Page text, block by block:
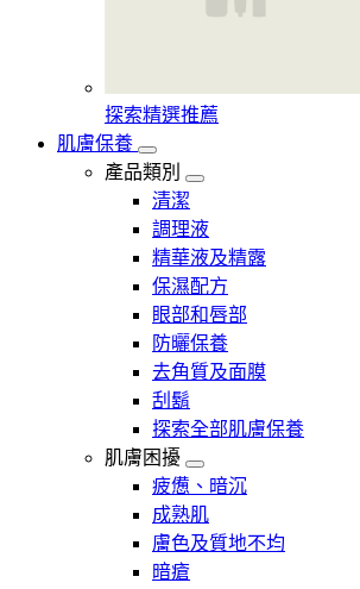
探索精選推薦
肌膚保養
產品類別
清潔
調理液
精華液及精露
保濕配方
眼部和唇部
防曬保養
去角質及面膜
刮鬍
探索全部肌膚保養
肌膚困擾
疲憊、暗沉
成熟肌
膚色及質地不均
暗瘡​